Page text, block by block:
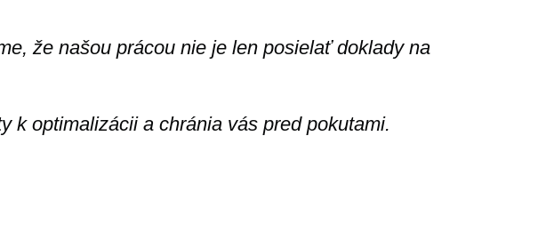
že našou prácou nie je len posielať doklady na
k optimalizácii a chránia vás pred pokutami.